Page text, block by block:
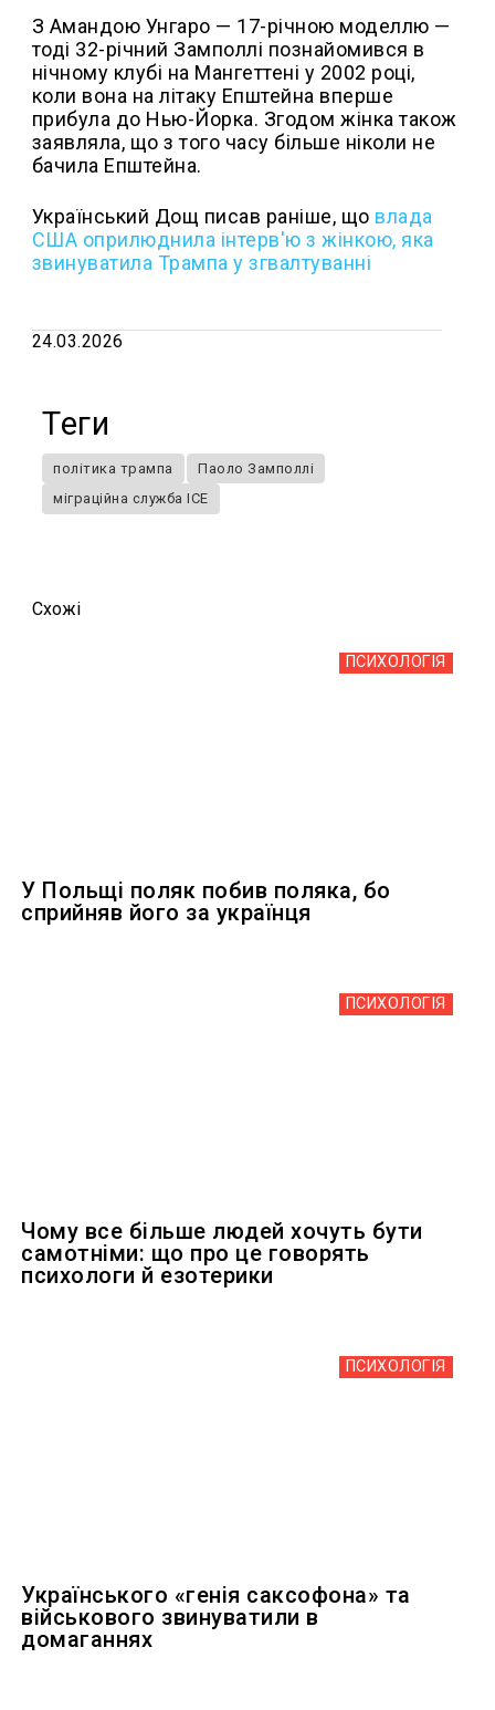
З Амандою Унгаро — 17-річною моделлю —
тоді 32-річний Замполлі познайомився в
нічному клубі на Мангеттені у 2002 році,
коли вона на літаку Епштейна вперше
прибула до Нью-Йорка. Згодом жінка також
заявляла, що з того часу більше ніколи не
бачила Епштейна.
Український Дощ писав раніше, що влада
США оприлюднила інтерв'ю з жінкою, яка
звинуватила Трампа у згвалтуванні
24.03.2026
Теги
політика трампа
Паоло Замполлі
міграційна служба ICE
Схожi
ПСИХОЛОГІЯ
У Польщі поляк побив поляка, бо
сприйняв його за українця
ПСИХОЛОГІЯ
Чому все більше людей хочуть бути
самотніми: що про це говорять
психологи й езотерики
ПСИХОЛОГІЯ
Українського «генія саксофона» та
військового звинуватили в
домаганнях